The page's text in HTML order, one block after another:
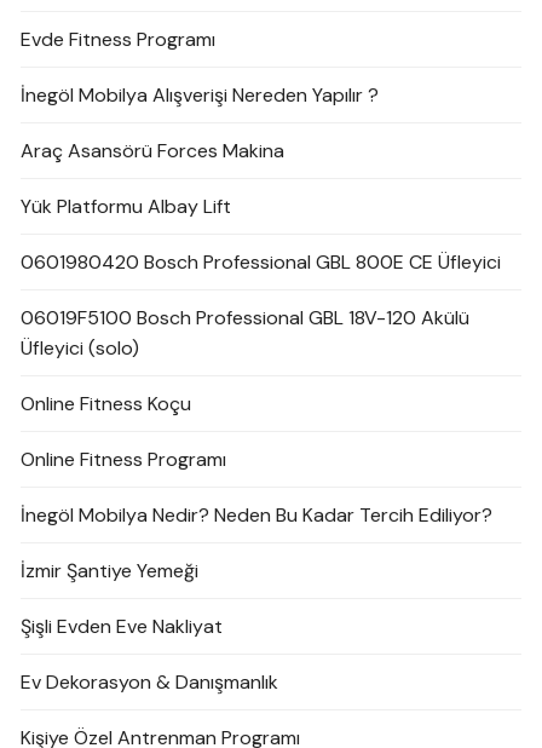
Evde Fitness Programı
İnegöl Mobilya Alışverişi Nereden Yapılır ?
Araç Asansörü Forces Makina
Yük Platformu Albay Lift
0601980420 Bosch Professional GBL 800E CE Üfleyici
06019F5100 Bosch Professional GBL 18V-120 Akülü
Üfleyici (solo)
Online Fitness Koçu
Online Fitness Programı
İnegöl Mobilya Nedir? Neden Bu Kadar Tercih Ediliyor?
İzmir Şantiye Yemeği
Şişli Evden Eve Nakliyat
Ev Dekorasyon & Danışmanlık
Kişiye Özel Antrenman Programı